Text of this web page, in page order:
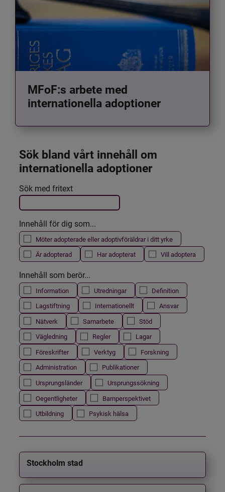
MFoF:s arbete med
internationella adoptioner
Sök bland vårt innehåll om
internationella adoptioner
Filtrera resultatet
Det här formuläret postas automatiskt
Sök med fritext
Innehåll för dig som...
Möter adopterade eller adoptivföräldrar i ditt yrke
Är adopterad
Har adopterat Vill adoptera
Innehåll som berör...
Information Utredningar
Definition
Lagstiftning
Internationellt
Ansvar
Nätverk
Samarbete
Stöd
Vägledning
Regler
Lagar
Föreskrifter
Verktyg
Forskning
Administration
Publikationer
Ursprungsländer
Ursprungssökning
Oegentligheter
Barnperspektivet
Utbildning
Psykisk hälsa
Stockholm stad